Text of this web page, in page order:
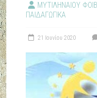
ΜΥΤΙΛΗΝΑΙΟΥ
ΠΑΙΔΑΓΩΓΙΚΑ
21 Ιουνίου 2020